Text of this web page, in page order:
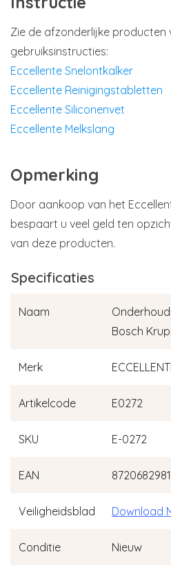
Zie de afzonderlijke
gebruiksinstructies:
Eccellente Snelontkalker
Eccellente Reinigingstabletten
Eccellente Siliconenvet
Eccellente Melkslang
Opmerking
Door aankoop van het
bespaart u veel geld ten
van deze producten.
Specificaties
Naam
Bosch
Merk
Artikelcode E0272
SKU E-0272
EAN
Veiligheidsblad Download
Conditie Nieuw